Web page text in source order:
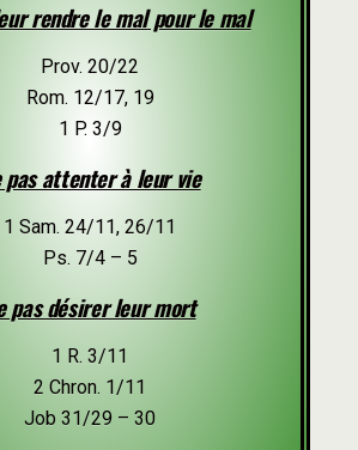
rendre le mal pour le mal
Prov. 20/22
Rom. 12/17, 19
1 P. 3/9
pas attenter à leur vie
1 Sam. 24/11, 26/11
Ps. 7/4 – 5
pas désirer leur mort
1 R. 3/11
2 Chron. 1/11
Job 31/29 – 30